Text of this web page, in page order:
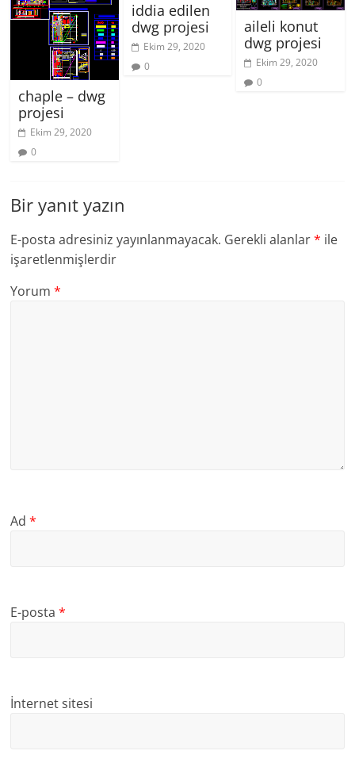
chaple – dwg
projesi
Ekim 29, 2020
0
iddia edilen
dwg projesi
Ekim 29, 2020
0
aileli konut
dwg projesi
Ekim 29, 2020
0
Bir yanıt yazın
E-posta adresiniz yayınlanmayacak. Gerekli alanlar* ile
işaretlenmişlerdir
Yorum*
Ad*
E-posta*
İnternet sitesi